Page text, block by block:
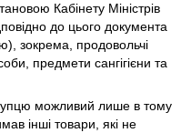
Кабінету Міністрів
до цього документа
зокрема, продовольчі
предмети сангігієни та
можливий лише в тому
інші товари, які не